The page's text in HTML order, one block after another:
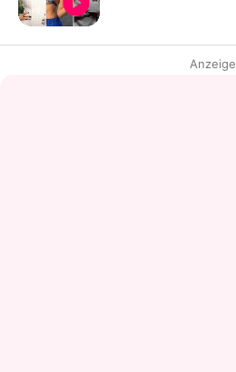
Anzeige